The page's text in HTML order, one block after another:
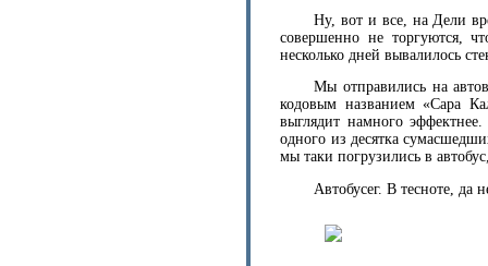
Ну, вот и все, на Дели
совершенно не торгуются,
несколько дней вывалилось
Мы отправились на
кодовым названием «Сара
выглядит намного
одного из десятка
мы таки погрузились в
Автобусег. В тесноте, да